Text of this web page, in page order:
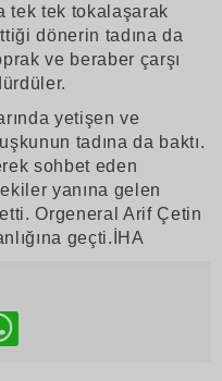
tek tek tokalaşarak
dönerin tadına da
ve beraber çarşı
yetişen ve
tadına da baktı.
sohbet eden
yanına gelen
Orgeneral Arif Çetin
geçti.İHA